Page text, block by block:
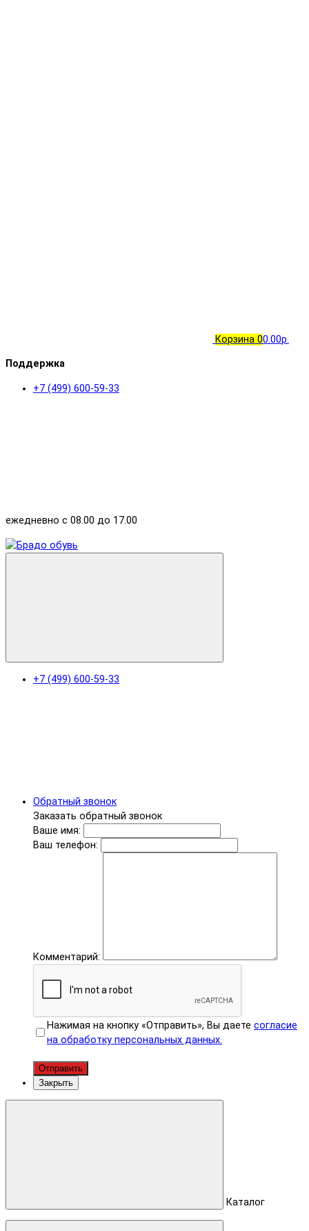
Корзина 00.00р.
Поддержка
+7 (499) 600-59-33
ежедневно с 08.00 до 17.00
+7 (499) 600-59-33
Обратный звонок
Заказать обратный звонок
Ваше имя:
Ваш телефон:
Комментарий:
Нажимая на кнопку «Отправить», Вы даете согласие
на обработку персональных данных.
Отправить
Закрыть
Каталог